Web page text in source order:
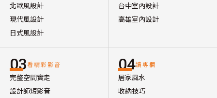
北歐風設計
現代風設計
日式風設計
台中室內設計
高雄室內設計
03看精彩影音
完整空間實走
設計師短影音
04讀專欄
居家風水
收納技巧